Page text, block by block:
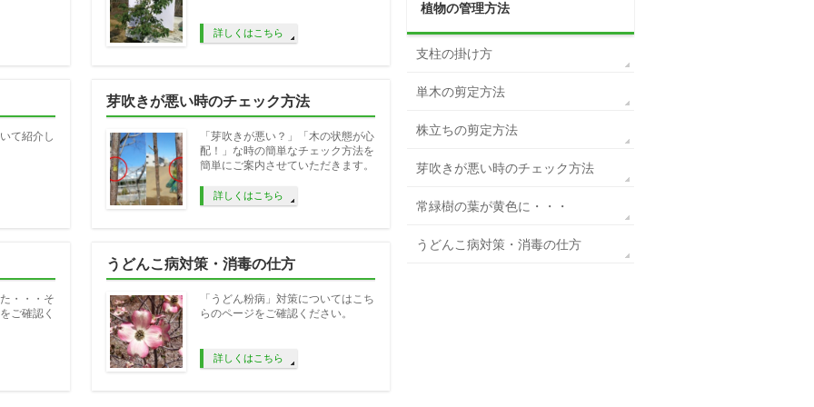
詳しくはこちら
て紹介し
芽吹きが悪い時のチェック方法
「芽吹きが悪い？」「木の状態が心
配！」な時の簡単なチェック方法を
簡単にご案内させていただきます。
詳しくはこちら
・・・そ
ご確認く
うどんこ病対策・消毒の仕方
「うどん粉病」対策についてはこち
らのページをご確認ください。
詳しくはこちら
植物の管理方法
支柱の掛け方
単木の剪定方法
株立ちの剪定方法
芽吹きが悪い時のチェック方法
常緑樹の葉が黄色に・・・
うどんこ病対策・消毒の仕方